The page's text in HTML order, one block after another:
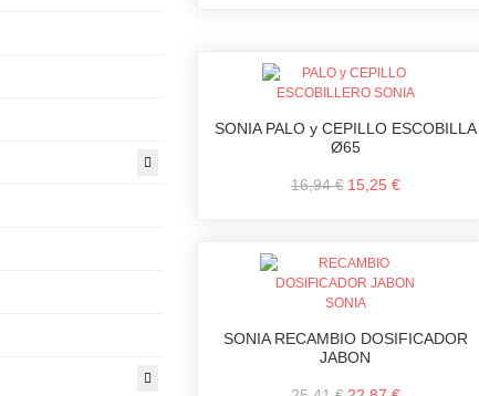
SONIA PALO y CEPILLO ESCOBILLA
Ø65
16,94 € 15,25 €
SONIA RECAMBIO DOSIFICADOR
JABON